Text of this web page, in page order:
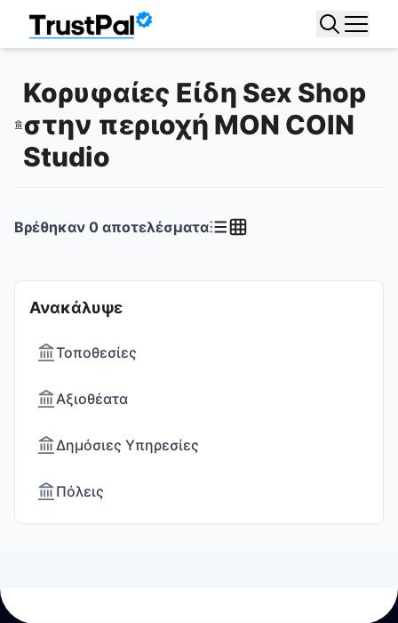
Κορυφαίες Είδη Sex Shop
στην περιοχή MON COIN
Studio
Ανακάλυψε
Τοποθεσίες
Αξιοθέατα
Δημόσιες Υπηρεσίες
Πόλεις
Βρέθηκαν 0 αποτελέσματα